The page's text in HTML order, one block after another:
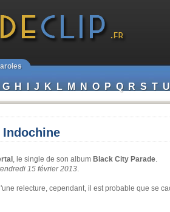
G H I J K L M N O P Q R S T U
Indochine
, le single de son album Black City Parade.
15 février 2013.
relecture, cependant, il est probable que se